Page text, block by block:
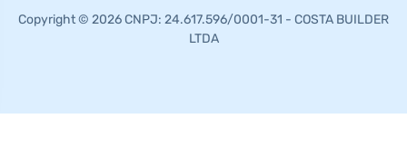
Copyright © 2026 CNPJ: 24.617.596/0001-31 - COSTA BUILDER
LTDA